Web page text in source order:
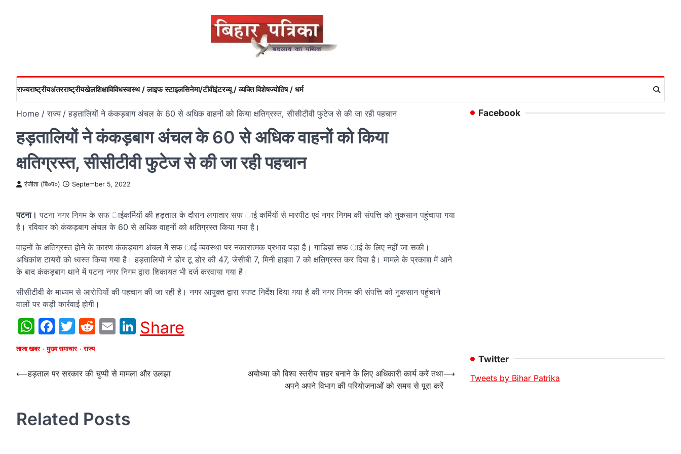
राज्यराष्ट्रीयअंतरराष्ट्रीयखेलशिक्षाविविधस्वास्थ / लाइफ स्टाइलसिनेमा/टीवीइंटरव्यू / व्यक्ति विशेषज्योतिष / धर्म
Home राज्य हड़तालियों ने कंकड़बाग अंचल के 60 से अधिक वाहनों को किया क्षतिग्रस्त, सीसीटीवी फुटेज से की जा रही पहचान
हड़तालियों ने कंकड़बाग अंचल के 60 से अधिक वाहनों को किया
क्षतिग्रस्त, सीसीटीवी फुटेज से की जा रही पहचान
रंजीता (बि०प०) September 5, 2022
पटना। पटना नगर निगम के सफ ाईकर्मियों की हड़ताल के दौरान लगातार सफ ाई कर्मियों से मारपीट एवं नगर निगम की संपत्ति को नुकसान पहुंचाया गया
है। रविवार को कंकड़बाग अंचल के 60 से अधिक वाहनों को क्षतिग्रस्त किया गया है।
वाहनों के क्षतिग्रस्त होने के कारण कंकड़बाग अंचल में सफ ाई व्यवस्था पर नकारात्मक प्रभाव पड़ा है। गाडिय़ां सफ ाई के लिए नहीं जा सकी।
अधिकांश टायरों को ध्वस्त किया गया है। हड़तालियों ने डोर टू डोर की 47, जेसीबी 7, मिनी हाइवा 7 को क्षतिग्रस्त कर दिया है। मामले के प्रकाश में आने
के बाद कंकड़बाग थाने में पटना नगर निगम द्वारा शिकायत भी दर्ज करवाया गया है।
सीसीटीवी के माध्यम से आरोपियों की पहचान की जा रही है। नगर आयुक्त द्वारा स्पष्ट निर्देश दिया गया है की नगर निगम की संपत्ति को नुकसान पहुंचाने
वालों पर कड़ी कार्रवाई होगी।
WhatsApp
Facebook
Twitter
Reddit
EmailLinkedIn
Share
ताजा खबर मुख्य समाचार राज्य
Post
⟵हड़ताल पर सरकार की चुप्पी से मामला और उलझा
अयोध्या को विश्व स्तरीय शहर बनाने के लिए अधिकारी कार्य करें तथा
अपने अपने विभाग की परियोजनाओं को समय से पूरा करें
⟶
Related Posts
Facebook
Twitter
Tweets by Bihar Patrika